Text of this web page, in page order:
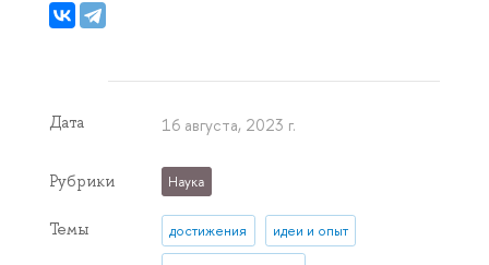
Дата 16 августа, 2023 г.
Рубрики Наука
Темы достижения идеи и опыт